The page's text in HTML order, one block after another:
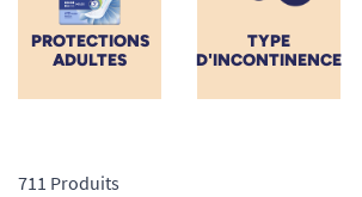
PROTECTIONS
ADULTES
TYPE
D'INCONTINENCE
711 Produits